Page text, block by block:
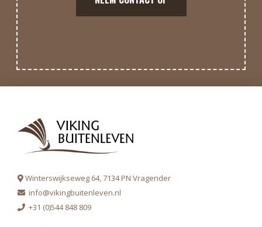
Winterswijkseweg 64, 7134 PN Vragender
info@vikingbuitenleven.nl
+31 (0)544 848 809